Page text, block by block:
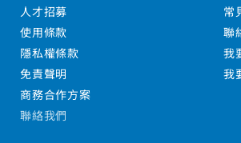
人才招募
使用條款
隱私權條款
免責聲明
商務合作方案
常
聯
我
我
聯絡我們